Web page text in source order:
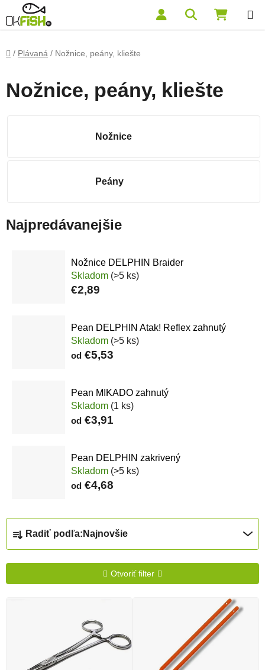
Prejsť na obsah Hľadať
Domov
/ Plávaná / Nožnice, peány, kliešte
Nožnice, peány, kliešte
Nožnice
Peány
Najpredávanejšie
Nožnice DELPHIN Braider
Skladom (>5 ks)
€2,89
Pean DELPHIN Atak! Reflex zahnutý
Skladom (>5 ks)
od €5,53
Pean MIKADO zahnutý
Skladom (1 ks)
od €3,91
Pean DELPHIN zakrivený
Skladom (>5 ks)
od €4,68
Radenie produktov
Radiť podľa: Najnovšie
Otvoriť filter